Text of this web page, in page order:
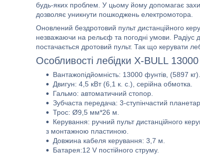
будь-яких проблем. У цьому йому допомагає
дозволяє уникнути пошкоджень електромотора.
Оновлений бездротовий пульт дистанційного
незважаючи на рельєф та погодні умови. Радіус
постачається дротовий пульт. Так що керувати
Особливості лебідки X-BULL
Вантажопідйомність: 13000 фунтів, (5897 кг).
Двигун: 4,5 кВт (6,1 к. с.), серійна обмотка.
Гальмо: автоматичний стопор.
Зубчаста передача: 3-ступінчастий
Трос: Ø9,5 мм*26 м.
Керування: ручний пульт дистанційного
з монтажною пластиною.
Довжина кабеля керування: 3,7 м.
Батарея:12 V постійного струму.